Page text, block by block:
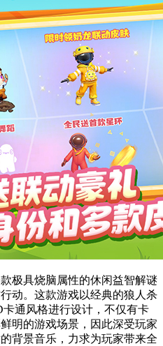
极具烧脑属性的休闲益智解谜
动。这款游戏以经典的狼人杀
通风格进行设计，不仅有卡
明的游戏场景，因此深受玩家
背景音乐，力求为玩家带来全